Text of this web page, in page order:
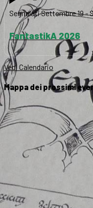
SegnalatiSettembre 19-
FantastikA 2026
Vedi Calendario
Mappa dei prossimi